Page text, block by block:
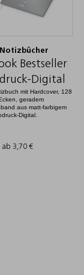
Bestseller
Digital
mit Hardcover, 128
geradem
aus matt-farbigem
Digital.
ab 3,70 €